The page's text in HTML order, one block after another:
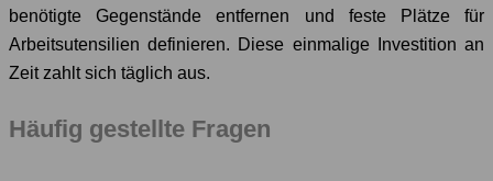
benötigte Gegenstände entfernen und feste Plätze für
Arbeitsutensilien definieren. Diese einmalige Investition an
Zeit zahlt sich täglich aus.
Häufig gestellte Fragen